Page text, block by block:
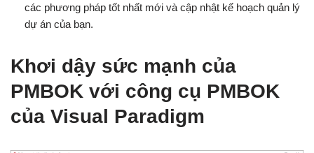
các phương pháp tốt nhất mới và cập nhật kế hoạch quản lý
dự án của bạn.
Khơi dậy sức mạnh của
PMBOK với công cụ PMBOK
của Visual Paradigm